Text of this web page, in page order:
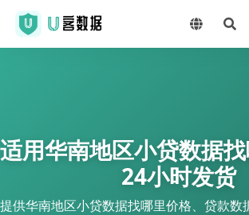
适用华南地区小贷数据找
24小时发货
提供华南地区小贷数据找哪里价格、贷款数